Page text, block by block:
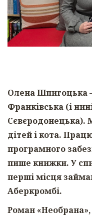
Олена Шпигоцька
Франківська (і
Сєвєродонецька).
дітей і кота.
програмного
пише книжки. У
перші місця
Аберкромбі.
Роман